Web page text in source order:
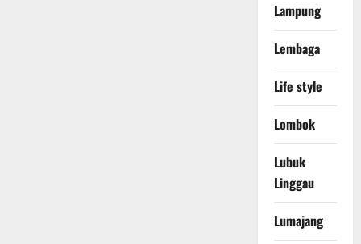
Lampung
Lembaga
Life style
Lombok
Lubuk
Linggau
Lumajang